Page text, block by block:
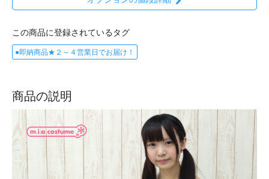
この商品に登録されているタグ
●即納商品★２～４営業日でお届け！
商品の説明